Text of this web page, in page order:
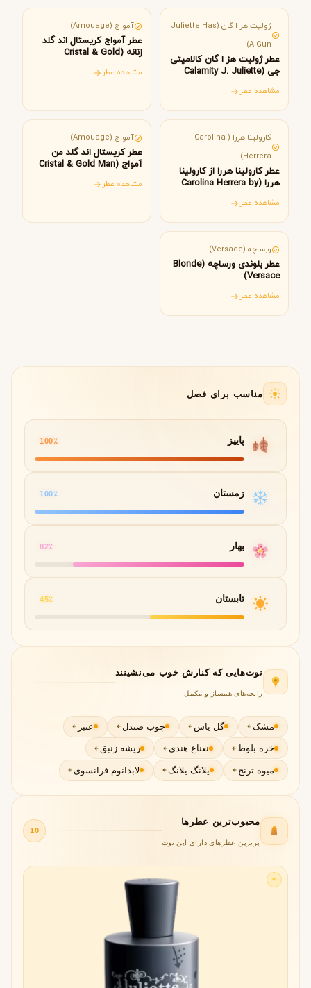
ژولیت هز ا گان (Juliette Has
A Gun)
عطر ژولیت هز ا گان کالامیتی
جی (Calamity J. Juliette
مشاهده عطر
آمواج (Amouage)
عطر آمواج کریستال اند گلد
زنانه (Cristal & Gold
مشاهده عطر
کارولینا هررا ( Carolina
Herrera)
عطر کارولینا هررا از کارولینا
هررا (Carolina Herrera by
مشاهده عطر
آمواج (Amouage)
عطر کریستال اند گلد من
آمواج (Cristal & Gold Man
مشاهده عطر
ورساچه (Versace)
عطر بلوندی ورساچه (Blonde
Versace)
مشاهده عطر
مناسب برای فصل
پاییز 100٪
زمستان 100٪
بهار 82٪
تابستان 45٪
نوت‌هایی که کنارش خوب می‌نشینند
رایحه‌های همساز و مکمل
مشک گل یاس چوب صندل عنبر
خزه بلوط نعناع هندی ریشه زنبق
میوه ترنج یلانگ یلانگ لابدانوم فرانسوی
محبوب‌ترین عطرها
برترین عطرهای دارای این نوت
10
✦